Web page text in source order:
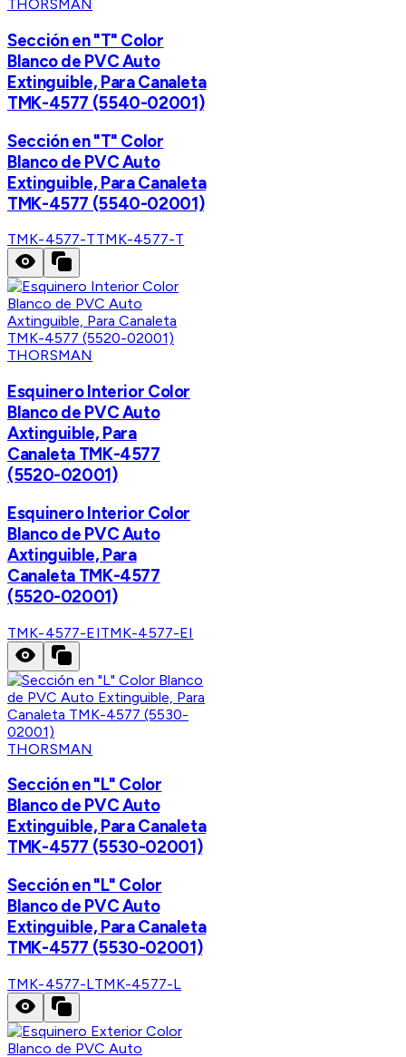
THORSMAN
Sección en "T" Color
Blanco de PVC Auto
Extinguible, Para Canaleta
TMK-4577 (5540-02001)
Sección en "T" Color
Blanco de PVC Auto
Extinguible, Para Canaleta
TMK-4577 (5540-02001)
TMK-4577-TTMK-4577-T
THORSMAN
Esquinero Interior Color
Blanco de PVC Auto
Axtinguible, Para
Canaleta TMK-4577
(5520-02001)
Esquinero Interior Color
Blanco de PVC Auto
Axtinguible, Para
Canaleta TMK-4577
(5520-02001)
TMK-4577-EITMK-4577-EI
THORSMAN
Sección en "L" Color
Blanco de PVC Auto
Extinguible, Para Canaleta
TMK-4577 (5530-02001)
Sección en "L" Color
Blanco de PVC Auto
Extinguible, Para Canaleta
TMK-4577 (5530-02001)
TMK-4577-LTMK-4577-L